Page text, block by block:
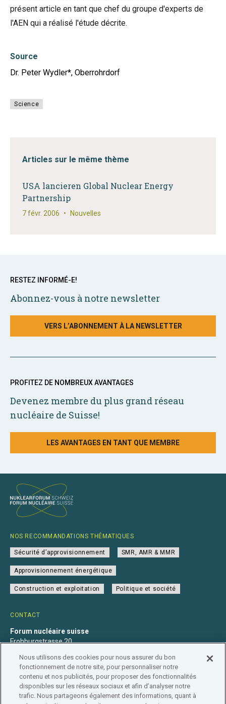
présent article en tant que chef du groupe d'experts de
l'AEN qui a réalisé l'étude décrite.
Source
Dr. Peter Wydler*, Oberrohrdorf
Science
Articles sur le même thème
USA lancieren Global Nuclear Energy
Partnership
7 févr. 2006 • Nouvelles
RESTEZ INFORMÉ-E!
Abonnez-vous à notre newsletter
VERS L’ABONNEMENT À LA NEWSLETTER
PROFITEZ DE NOMBREUX AVANTAGES
Devenez membre du plus grand réseau
nucléaire de Suisse!
LES AVANTAGES EN TANT QUE MEMBRE
CONTACT
Forum nucléaire suisse
Frohburgstrasse 20
+41 31 560 36 50
info@nuklearforum.ch
NOS RECOMMANDATIONS THÉMATIQUES
Sécurité d’approvisionnement SMR, AMR & MMR
Approvisionnement énergétique
Construction et exploitation Politique et société
Nous utilisons des cookies pour nous assurer du bon
fonctionnement de notre site, pour personnaliser notre
contenu et nos publicités, pour proposer des fonctionnalités
disponibles sur les réseaux sociaux et afin d’analyser notre
trafic. Nous partageons également des informations, quant à